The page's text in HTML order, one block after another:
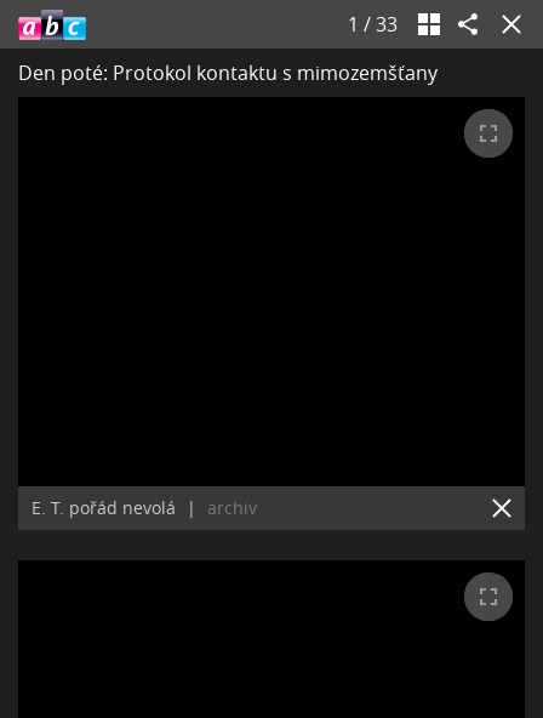
1 /33
Den poté: Protokol kontaktu s mimozemšťany
E. T. pořád nevolá | archiv